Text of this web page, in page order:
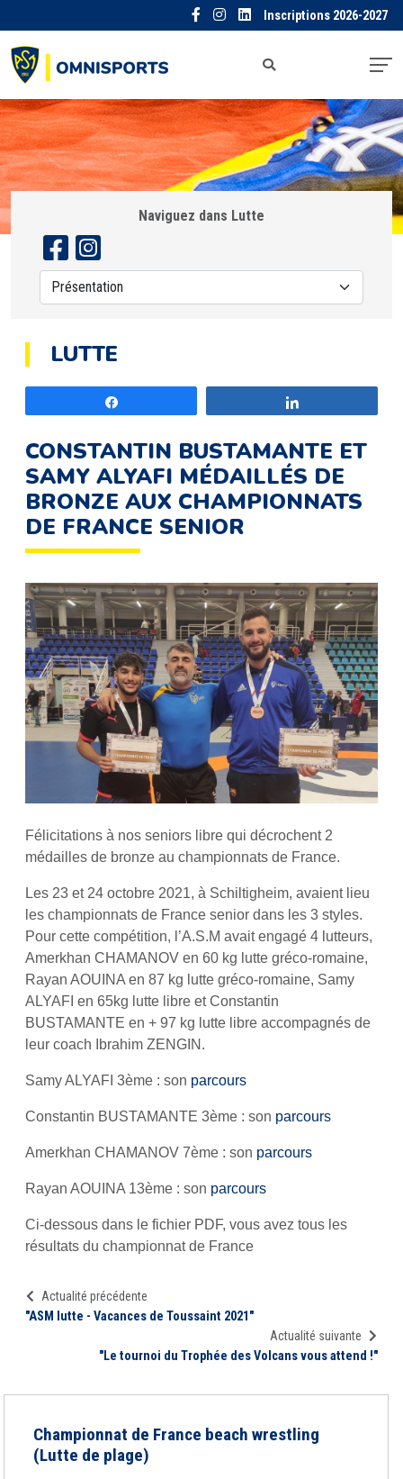
Inscriptions 2026-2027
Naviguez dans Lutte
LUTTE
CONSTANTIN BUSTAMANTE ET
SAMY ALYAFI MÉDAILLÉS DE
BRONZE AUX CHAMPIONNATS
DE FRANCE SENIOR
Félicitations à nos seniors libre qui décrochent 2
médailles de bronze au championnats de France.
Les 23 et 24 octobre 2021, à Schiltigheim, avaient lieu
les championnats de France senior dans les 3 styles.
Pour cette compétition, l’A.S.M avait engagé 4 lutteurs,
Amerkhan CHAMANOV en 60 kg lutte gréco-romaine,
Rayan AOUINA en 87 kg lutte gréco-romaine, Samy
ALYAFI en 65kg lutte libre et Constantin
BUSTAMANTE en + 97 kg lutte libre accompagnés de
leur coach Ibrahim ZENGIN.
Samy ALYAFI 3ème : son parcours
Constantin BUSTAMANTE 3ème : son parcours
Amerkhan CHAMANOV 7ème : son parcours
Rayan AOUINA 13ème : son parcours
Ci-dessous dans le fichier PDF, vous avez tous les
résultats du championnat de France
Actualité précédente
"ASM lutte - Vacances de Toussaint 2021"
Actualité suivante
"Le tournoi du Trophée des Volcans vous attend !"
Championnat de France beach wrestling
(Lutte de plage)